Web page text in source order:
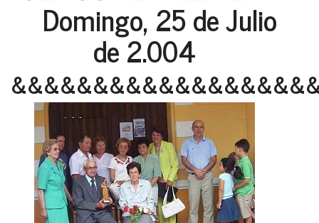
Domingo, 25 de Julio
de 2.004